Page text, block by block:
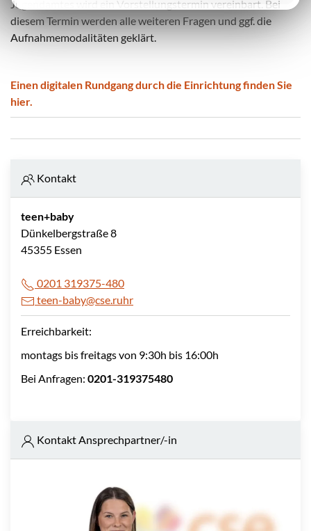
Jugendamtes wird ein Vorstellungstermin vereinbart. Bei
diesem Termin werden alle weiteren Fragen und ggf. die
Aufnahmemodalitäten geklärt.
Einen digitalen Rundgang durch die Einrichtung finden Sie
hier.
Kontakt
teen+baby
Dünkelbergstraße 8
45355 Essen
0201 319375-480
teen-baby@cse.ruhr
Erreichbarkeit:
montags bis freitags von 9:30h bis 16:00h
Bei Anfragen: 0201-319375480
Kontakt Ansprechpartner/-in